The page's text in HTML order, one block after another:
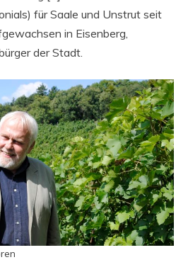
für Saale und Unstrut seit
in Eisenberg,
der Stadt.